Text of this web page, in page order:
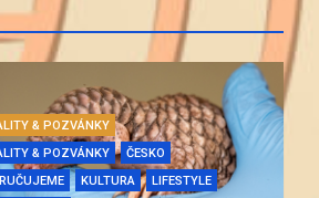
& POZVÁNKY
& POZVÁNKY
ČESKO
KULTURA
LIFESTYLE